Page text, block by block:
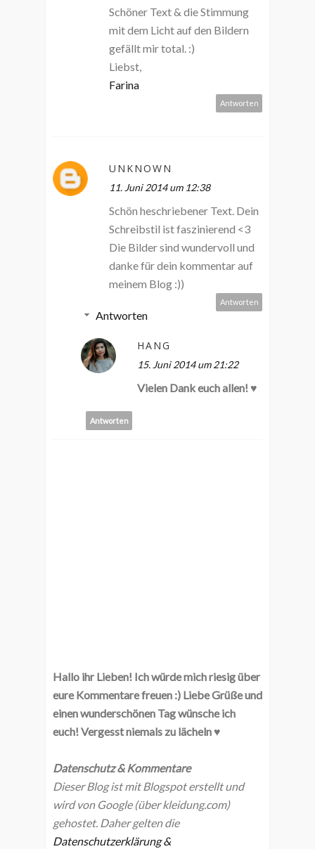
Schöner Text & die Stimmung
mit dem Licht auf den Bildern
gefällt mir total. :)
Liebst,
Farina
Antworten
UNKNOWN
11. Juni 2014 um 12:38
Schön heschriebener Text. Dein
Schreibstil ist faszinierend <3
Die Bilder sind wundervoll und
danke für dein kommentar auf
meinem Blog :))
Antworten
Antworten
HANG
15. Juni 2014 um 21:22
Vielen Dank euch allen! ♥
Antworten
Hallo ihr Lieben! Ich würde mich riesig über
eure Kommentare freuen :) Liebe Grüße und
einen wunderschönen Tag wünsche ich
euch! Vergesst niemals zu lächeln ♥
Datenschutz & Kommentare
Dieser Blog ist mit Blogspot erstellt und
wird von Google (über kleidung.com)
gehostet. Daher gelten die
Datenschutzerklärung &